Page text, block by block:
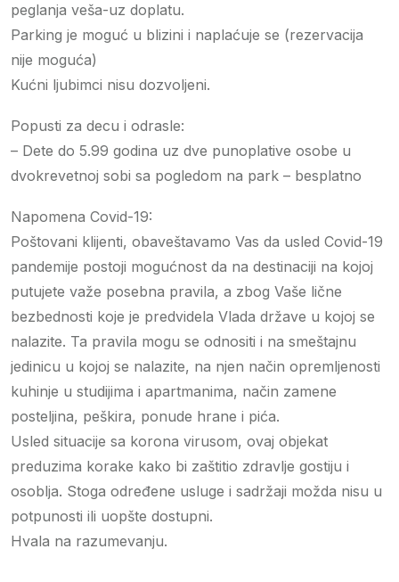
peglanja veša-uz doplatu.
Parking je moguć u blizini i naplaćuje se (rezervacija
nije moguća)
Kućni ljubimci nisu dozvoljeni.
Popusti za decu i odrasle:
– Dete do 5.99 godina uz dve punoplative osobe u
dvokrevetnoj sobi sa pogledom na park – besplatno
Napomena Covid-19:
Poštovani klijenti, obaveštavamo Vas da usled Covid-19
pandemije postoji mogućnost da na destinaciji na kojoj
putujete važe posebna pravila, a zbog Vaše lične
bezbednosti koje je predvidela Vlada države u kojoj se
nalazite. Ta pravila mogu se odnositi i na smeštajnu
jedinicu u kojoj se nalazite, na njen način opremljenosti
kuhinje u studijima i apartmanima, način zamene
posteljina, peškira, ponude hrane i pića.
Usled situacije sa korona virusom, ovaj objekat
preduzima korake kako bi zaštitio zdravlje gostiju i
osoblja. Stoga određene usluge i sadržaji možda nisu u
potpunosti ili uopšte dostupni.
Hvala na razumevanju.